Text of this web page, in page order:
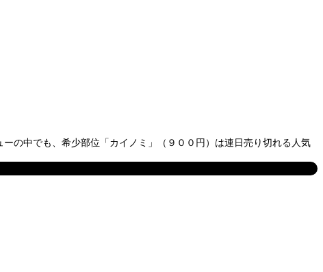
の中でも、希少部位「カイノミ」（９００円）は連日売り切れる人気